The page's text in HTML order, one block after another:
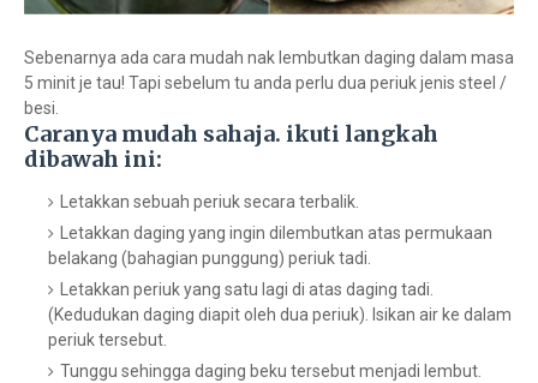
Sebenarnya ada cara mudah nak lembutkan daging dalam masa
5 minit je tau! Tapi sebelum tu anda perlu dua periuk jenis steel /
besi.
Caranya mudah sahaja. ikuti langkah
dibawah ini:
Letakkan sebuah periuk secara terbalik.
Letakkan daging yang ingin dilembutkan atas permukaan
belakang (bahagian punggung) periuk tadi.
Letakkan periuk yang satu lagi di atas daging tadi.
(Kedudukan daging diapit oleh dua periuk). Isikan air ke dalam
periuk tersebut.
Tunggu sehingga daging beku tersebut menjadi lembut.